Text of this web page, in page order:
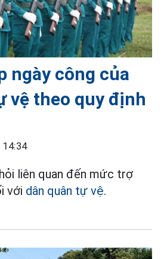
ngày công của
vệ theo quy định
liên quan đến mức trợ
với dân quân tự vệ.